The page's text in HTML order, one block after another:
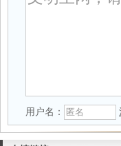
用户名：